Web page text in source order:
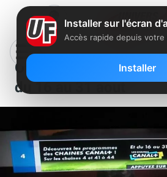
Offre spéciale Canal+
du 16 au 31 aout
Installer sur l'écran
Accès rapide depuis votre
Installer